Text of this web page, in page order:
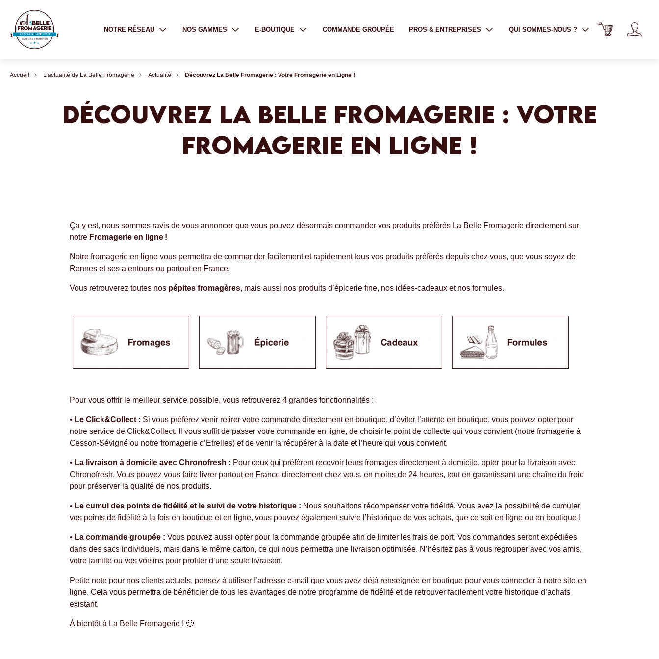
NOTRE RÉSEAU NOS GAMMES E-BOUTIQUE COMMANDE GROUPÉE PROS & ENTREPRISES QUI SOMMES-NOUS ?
Accueil L’actualité de La Belle Fromagerie Actualité Découvrez La Belle Fromagerie : Votre Fromagerie en Ligne !
DÉCOUVREZ LA BELLE FROMAGERIE : VOTRE
FROMAGERIE EN LIGNE !
Ça y est, nous sommes ravis de vous annoncer que vous pouvez désormais commander vos produits préférés La Belle Fromagerie directement sur
notre Fromagerie en ligne !
Notre fromagerie en ligne vous permettra de commander facilement et rapidement tous vos produits préférés depuis chez vous, que vous soyez de
Rennes et ses alentours ou partout en France.
Vous retrouverez toutes nos pépites fromagères, mais aussi nos produits d’épicerie fine, nos idées-cadeaux et nos formules.
Pour vous offrir le meilleur service possible, vous retrouverez 4 grandes fonctionnalités :
• Le Click&Collect : Si vous préférez venir retirer votre commande directement en boutique, d’éviter l’attente en boutique, vous pouvez opter pour
notre service de Click&Collect. Il vous suffit de passer votre commande en ligne, de choisir le point de collecte qui vous convient (notre fromagerie à
Cesson-Sévigné ou notre fromagerie d’Etrelles) et de venir la récupérer à la date et l’heure qui vous convient.
• La livraison à domicile avec Chronofresh : Pour ceux qui préfèrent recevoir leurs fromages directement à domicile, opter pour la livraison avec
Chronofresh. Vous pouvez vous faire livrer partout en France directement chez vous, en moins de 24 heures, tout en garantissant une chaîne du froid
pour préserver la qualité de nos produits.
• Le cumul des points de fidélité et le suivi de votre historique : Nous souhaitons récompenser votre fidélité. Vous avez la possibilité de cumuler
vos points de fidélité à la fois en boutique et en ligne, vous pouvez également suivre l’historique de vos achats, que ce soit en ligne ou en boutique !
• La commande groupée : Vous pouvez aussi opter pour la commande groupée afin de limiter les frais de port. Vos commandes seront expédiées
dans des sacs individuels, mais dans le même carton, ce qui nous permettra une livraison optimisée. N’hésitez pas à vous regrouper avec vos amis,
votre famille ou vos voisins pour profiter d’une seule livraison.
Petite note pour nos clients actuels, pensez à utiliser l’adresse e-mail que vous avez déjà renseignée en boutique pour vous connecter à notre site en
ligne. Cela vous permettra de bénéficier de tous les avantages de notre programme de fidélité et de retrouver facilement votre historique d’achats
existant.
À bientôt à La Belle Fromagerie ! 🙂